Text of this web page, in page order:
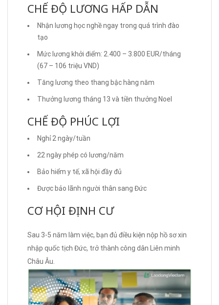
CHẾ ĐỘ LƯƠNG HẤP DẪN
Nhận lương học nghề ngay trong quá trình đào
tạo
Mức lương khởi điểm: 2.400 – 3.800 EUR/tháng
(67 – 106 triệu VND)
Tăng lương theo thang bậc hàng năm
Thưởng lương tháng 13 và tiền thưởng Noel
CHẾ ĐỘ PHÚC LỢI
Nghỉ 2 ngày/tuần
22 ngày phép có lương/năm
Bảo hiểm y tế, xã hội đầy đủ
Được bảo lãnh người thân sang Đức
CƠ HỘI ĐỊNH CƯ
Sau 3-5 năm làm việc, bạn đủ điều kiện nộp hồ sơ xin
nhập quốc tịch Đức, trở thành công dân Liên minh
Châu Âu.